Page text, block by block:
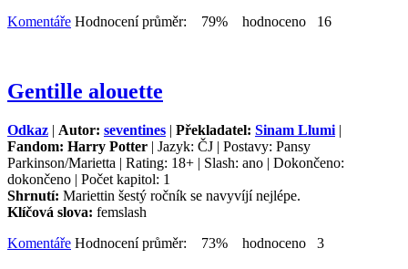
Komentáře Hodnocení průměr: 79% hodnoceno 16
Gentille alouette
Odkaz | Autor: seventines | Překladatel: Sinam Llumi |
Fandom: Harry Potter | Jazyk: ČJ | Postavy: Pansy
Parkinson/Marietta | Rating: 18+ | Slash: ano | Dokončeno:
dokončeno | Počet kapitol: 1
Shrnutí: Mariettin šestý ročník se navyvíjí nejlépe.
Klíčová slova: femslash
Komentáře Hodnocení průměr: 73% hodnoceno 3